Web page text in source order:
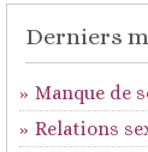
Derniers
Manque de
Relations